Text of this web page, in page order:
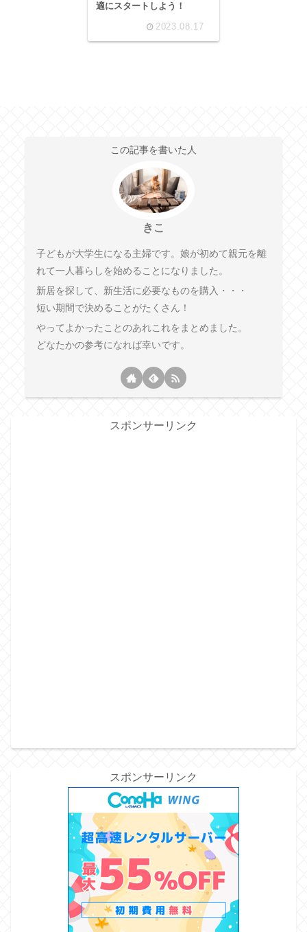
適にスタートしよう！
2023.08.17
この記事を書いた人
きこ
子どもが大学生になる主婦です。娘が初めて親元を離
れて一人暮らしを始めることになりました。
新居を探して、新生活に必要なものを購入・・・
短い期間で決めることがたくさん！
やってよかったことのあれこれをまとめました。
どなたかの参考になれば幸いです。
スポンサーリンク
スポンサーリンク